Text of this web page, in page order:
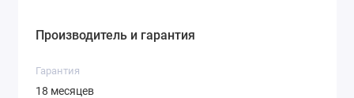
Производитель и гарантия
Гарантия
18 месяцев